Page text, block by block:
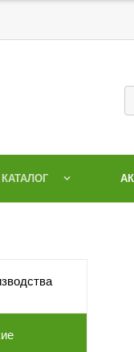
КАТАЛОГ